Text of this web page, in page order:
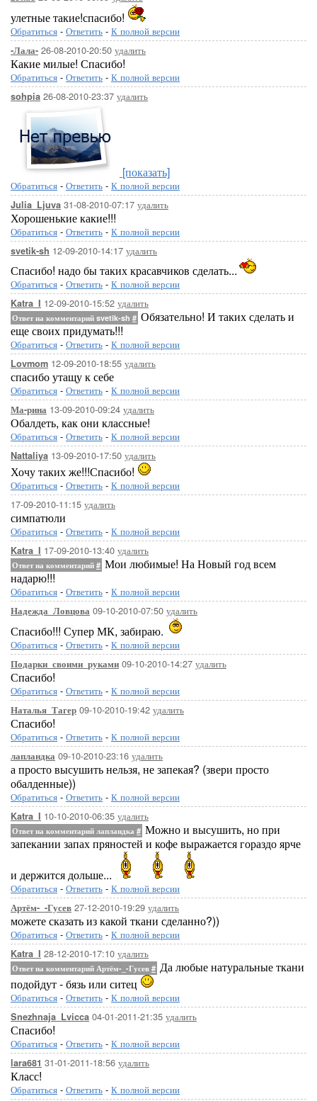
улетные такие!спасибо!
Обратиться - Ответить - К полной версии
-Лала- 26-08-2010-20:50 удалить
Какие милые! Спасибо!
Обратиться - Ответить - К полной версии
sohpia 26-08-2010-23:37 удалить
[показать]
Обратиться - Ответить - К полной версии
Julia_Ljuva 31-08-2010-07:17 удалить
Хорошенькие какие!!!
Обратиться - Ответить - К полной версии
svetik-sh 12-09-2010-14:17 удалить
Спасибо! надо бы таких красавчиков сделать...
Обратиться - Ответить - К полной версии
Katra_I 12-09-2010-15:52 удалить
Ответ на комментарий svetik-sh # Обязательно! И таких сделать и
еще своих придумать!!!
Обратиться - Ответить - К полной версии
Lovmom 12-09-2010-18:55 удалить
спасибо утащу к себе
Обратиться - Ответить - К полной версии
Ма-рина 13-09-2010-09:24 удалить
Обалдеть, как они классные!
Обратиться - Ответить - К полной версии
Nattaliya 13-09-2010-17:50 удалить
Хочу таких же!!!Спасибо!
Обратиться - Ответить - К полной версии
17-09-2010-11:15 удалить
симпатюли
Обратиться - Ответить - К полной версии
Katra_I 17-09-2010-13:40 удалить
Ответ на комментарий # Мои любимые! На Новый год всем
надарю!!!
Обратиться - Ответить - К полной версии
Надежда_Ловцова 09-10-2010-07:50 удалить
Спасибо!!! Супер МК, забираю.
Обратиться - Ответить - К полной версии
Подарки_своими_руками 09-10-2010-14:27 удалить
Спасибо!
Обратиться - Ответить - К полной версии
Наталья_Тагер 09-10-2010-19:42 удалить
Спасибо!
Обратиться - Ответить - К полной версии
лапландка 09-10-2010-23:16 удалить
а просто высушить нельзя, не запекая? (звери просто
обалденные))
Обратиться - Ответить - К полной версии
Katra_I 10-10-2010-06:35 удалить
Ответ на комментарий лапландка # Можно и высушить, но при
запекании запах пряностей и кофе выражается гораздо ярче
и держится дольше...
Обратиться - Ответить - К полной версии
Артём-_-Гусев 27-12-2010-19:29 удалить
можете сказать из какой ткани сделанно?))
Обратиться - Ответить - К полной версии
Katra_I 28-12-2010-17:10 удалить
Ответ на комментарий Артём-_-Гусев # Да любые натуральные ткани
подойдут - бязь или ситец
Обратиться - Ответить - К полной версии
Snezhnaja_Lvicca 04-01-2011-21:35 удалить
Спасибо!
Обратиться - Ответить - К полной версии
lara681 31-01-2011-18:56 удалить
Класс!
Обратиться - Ответить - К полной версии